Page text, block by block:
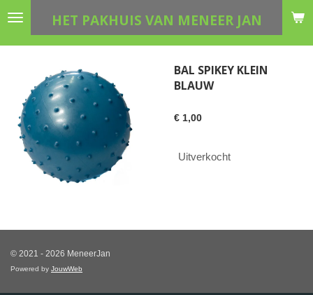
Ga
hoofdinhoud
HET PAKHUIS VAN MENEER JAN
BAL SPIKEY KLEIN
BLAUW
€ 1,00
Uitverkocht
© 2021 - 2026 MeneerJan
Powered by JouwWeb